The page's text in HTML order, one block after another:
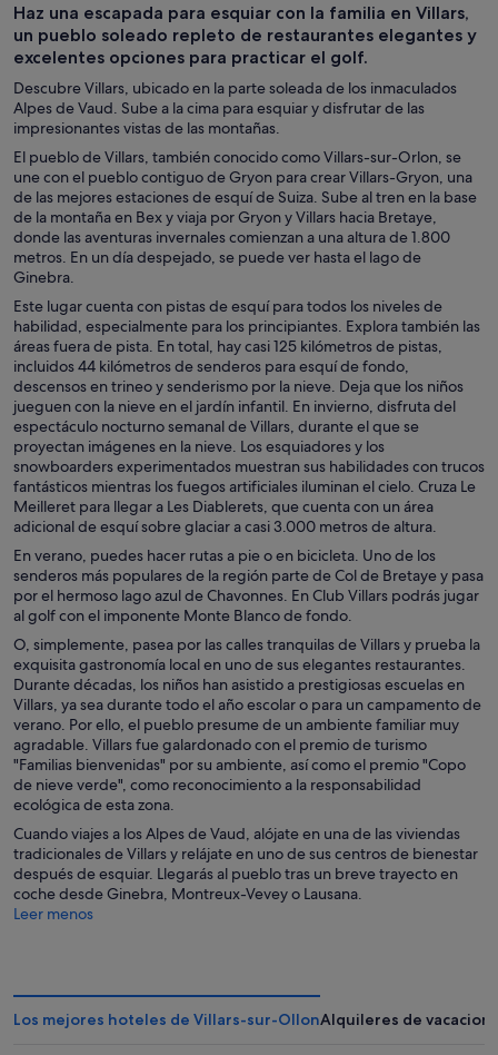
Haz una escapada para esquiar con la familia en Villars,
un pueblo soleado repleto de restaurantes elegantes y
excelentes opciones para practicar el golf.
Descubre Villars, ubicado en la parte soleada de los inmaculados
Alpes de Vaud. Sube a la cima para esquiar y disfrutar de las
impresionantes vistas de las montañas.
El pueblo de Villars, también conocido como Villars-sur-Orlon, se
une con el pueblo contiguo de Gryon para crear Villars-Gryon, una
de las mejores estaciones de esquí de Suiza. Sube al tren en la base
de la montaña en Bex y viaja por Gryon y Villars hacia Bretaye,
donde las aventuras invernales comienzan a una altura de 1.800
metros. En un día despejado, se puede ver hasta el lago de
Ginebra.
Este lugar cuenta con pistas de esquí para todos los niveles de
habilidad, especialmente para los principiantes. Explora también las
áreas fuera de pista. En total, hay casi 125 kilómetros de pistas,
incluidos 44 kilómetros de senderos para esquí de fondo,
descensos en trineo y senderismo por la nieve. Deja que los niños
jueguen con la nieve en el jardín infantil. En invierno, disfruta del
espectáculo nocturno semanal de Villars, durante el que se
proyectan imágenes en la nieve. Los esquiadores y los
snowboarders experimentados muestran sus habilidades con trucos
fantásticos mientras los fuegos artificiales iluminan el cielo. Cruza Le
Meilleret para llegar a Les Diablerets, que cuenta con un área
adicional de esquí sobre glaciar a casi 3.000 metros de altura.
En verano, puedes hacer rutas a pie o en bicicleta. Uno de los
senderos más populares de la región parte de Col de Bretaye y pasa
por el hermoso lago azul de Chavonnes. En Club Villars podrás jugar
al golf con el imponente Monte Blanco de fondo.
O, simplemente, pasea por las calles tranquilas de Villars y prueba la
exquisita gastronomía local en uno de sus elegantes restaurantes.
Durante décadas, los niños han asistido a prestigiosas escuelas en
Villars, ya sea durante todo el año escolar o para un campamento de
verano. Por ello, el pueblo presume de un ambiente familiar muy
agradable. Villars fue galardonado con el premio de turismo
"Familias bienvenidas" por su ambiente, así como el premio "Copo
de nieve verde", como reconocimiento a la responsabilidad
ecológica de esta zona.
Cuando viajes a los Alpes de Vaud, alójate en una de las viviendas
tradicionales de Villars y relájate en uno de sus centros de bienestar
después de esquiar. Llegarás al pueblo tras un breve trayecto en
coche desde Ginebra, Montreux-Vevey o Lausana.
Leer menos
Los mejores hoteles de Villars-sur-OllonAlquileres de